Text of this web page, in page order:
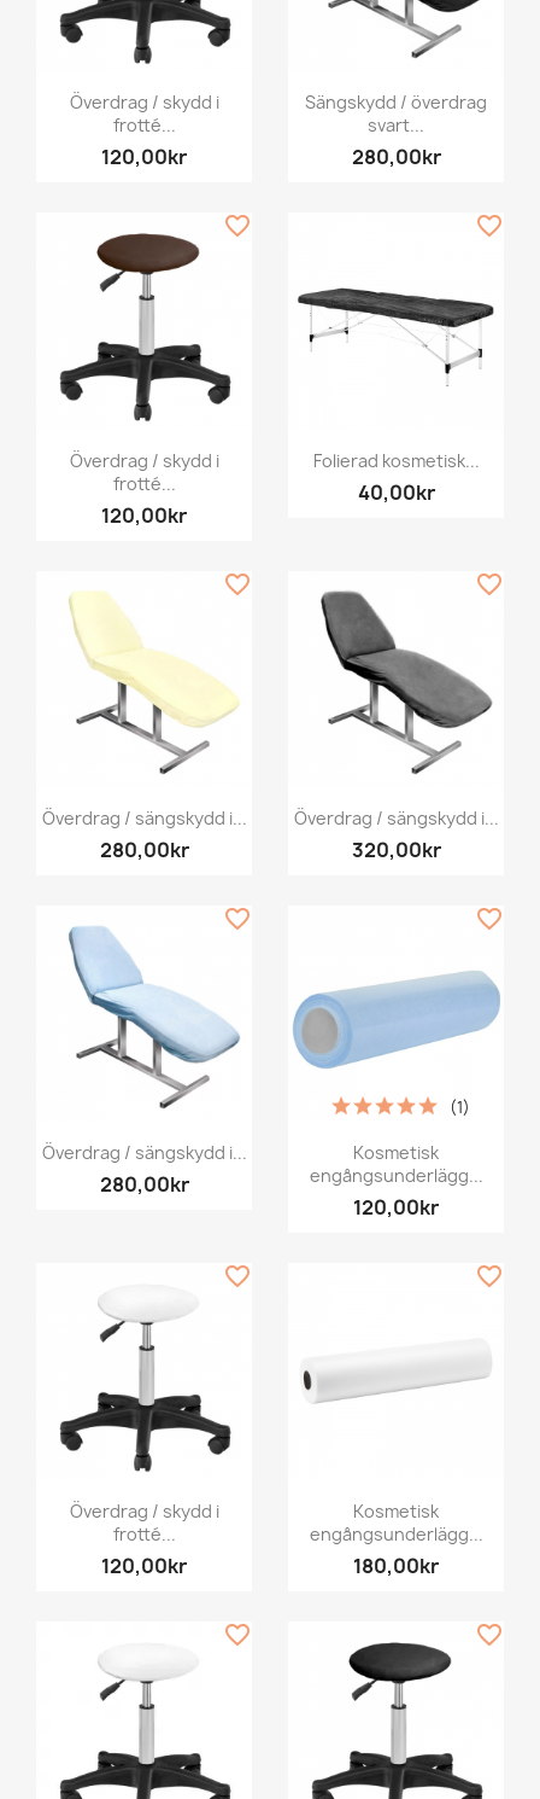
Överdrag / skydd i
frotté...
120,00kr
Sängskydd / överdrag
svart...
280,00kr
Överdrag / skydd i
frotté...
120,00kr
favorite_border
Folierad kosmetisk...
40,00kr
favorite_border
Överdrag / sängskydd i...
280,00kr
favorite_border
Överdrag / sängskydd i...
320,00kr
favorite_border
Överdrag / sängskydd i...
280,00kr
favorite_border
Kosmetisk
engångsunderlägg...
120,00kr
(1)
favorite_border
Överdrag / skydd i
frotté...
120,00kr
favorite_border
Kosmetisk
engångsunderlägg...
180,00kr
favorite_border
favorite_border favorite_border